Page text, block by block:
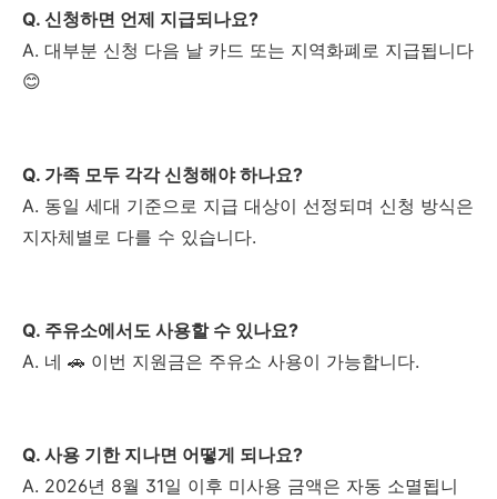
Q. 신청하면 언제 지급되나요?
A. 대부분 신청 다음 날 카드 또는 지역화폐로 지급됩니다
😊
Q. 가족 모두 각각 신청해야 하나요?
A. 동일 세대 기준으로 지급 대상이 선정되며 신청 방식은
지자체별로 다를 수 있습니다.
Q. 주유소에서도 사용할 수 있나요?
A. 네 🚗 이번 지원금은 주유소 사용이 가능합니다.
Q. 사용 기한 지나면 어떻게 되나요?
A. 2026년 8월 31일 이후 미사용 금액은 자동 소멸됩니